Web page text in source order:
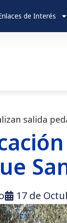
de Interés
salida
17 de